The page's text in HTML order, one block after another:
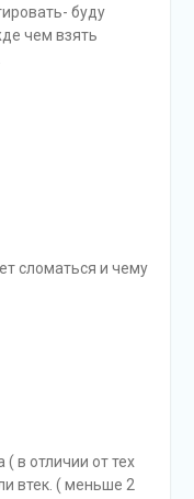
буду
чем взять
сломаться и чему
в отличии от тех
втек. ( меньше 2